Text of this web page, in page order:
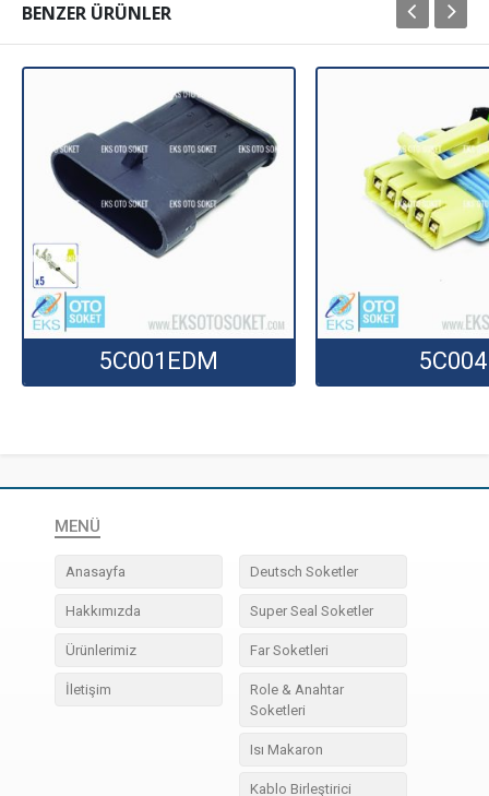
BENZER ÜRÜNLER
5C001EDM 5C004
MENÜ
Anasayfa
Hakkımızda
Ürünlerimiz
İletişim
Deutsch Soketler
Super Seal Soketler
Far Soketleri
Role & Anahtar
Soketleri
Isı Makaron
Kablo Birleştirici